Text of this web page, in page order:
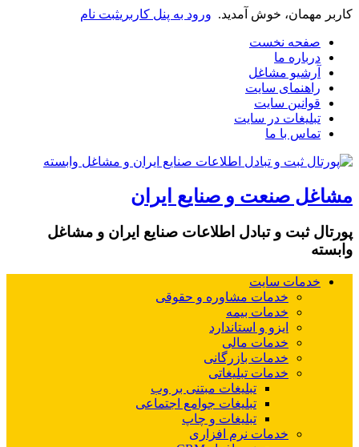
کاربر مهمان، خوش آمدید. ورود به پنل کاربریثبت نام
صفحه نخست
درباره ما
آرشیو مشاغل
راهنمای سایت
قوانین سایت
تبلیغات در سایت
تماس با ما
مشاغل صنعت و صنایع ایران
پورتال ثبت و تبادل اطلاعات صنایع ایران و مشاغل
وابسته
خدمات سایت
خدمات مشاوره و حقوقی
خدمات بیمه
ایزو و استاندارد
خدمات مالی
خدمات بازرگانی
خدمات تبلیغاتی
تبلیغات مبتنی بر وب
تبلیغات جوامع اجتماعی
تبلیغات و چاپ
خدمات نرم افزاری